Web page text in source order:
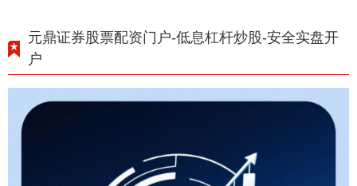
元鼎证券股票配资门户-低息杠杆炒股-安全实盘开
户